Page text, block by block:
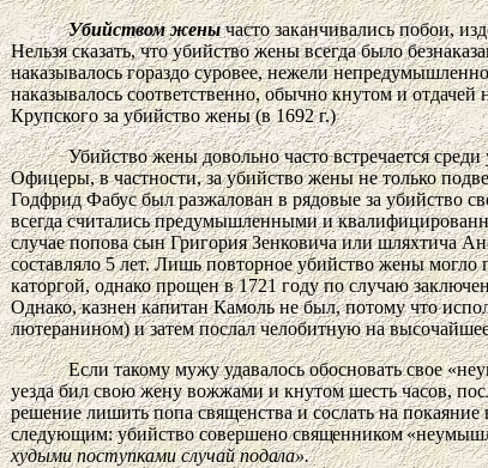
Убийством женычасто заканчивались побои,
Нельзя сказать, что убийство жены всегда было
наказывалось гораздо суровее, нежели
наказывалось соответственно, обычно кнутом и
Крупского за убийство жены (в 1692 г.)
Убийство жены довольно часто встречается
Офицеры, в частности, за убийство жены не только
Годфрид Фабус был разжалован в рядовые за убийство
всегда считались предумышленными и
случае попова сын Григория Зенковича или шляхтича
составляло 5 лет. Лишь повторное убийство жены
каторгой, однако прощен в 1721 году по случаю
Однако, казнен капитан Камоль не был, потому что
лютеранином) и затем послал челобитную на
Если такому мужу удавалось обосновать свое
уезда бил свою жену вожжами и кнутом шесть часов,
решение лишить попа священства и сослать на
следующим: убийство совершеносвященником
худыми поступками случайподала».